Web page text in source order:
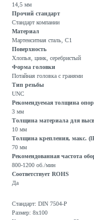
14,5 мм
Прочий стандарт
Стандарт компании
Материал
Мартенситная сталь, C1
Поверхность
Хлопья, цинк, серебристый
Форма головки
Потайная головка с гранями
Тип резьбы
UNC
Рекомендуемая толщина
3 мм
Толщина материала для
10 мм
Толщина крепления, макс.
70 мм
Рекомендованная частота
800-1200 об./мин
Соответствует ROHS
Да
Стандарт: DIN 7504-P
Размер: 8x100